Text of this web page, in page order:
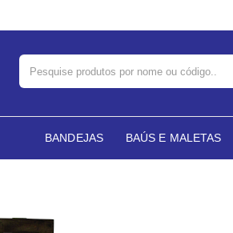
BANDEJAS BAÚS E MALETAS